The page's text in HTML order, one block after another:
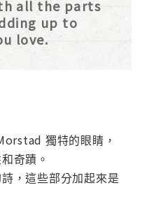
all the parts
up to
love.
獨特的眼睛，
奇蹟。
，這些部分加起來是